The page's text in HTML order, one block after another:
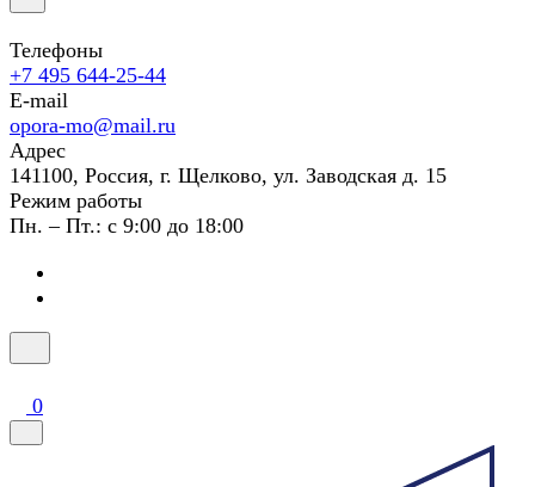
Телефоны
+7 495 644-25-44
E-mail
opora-mo@mail.ru
Адрес
141100, Россия, г. Щелково, ул. Заводская д. 15
Режим работы
Пн. – Пт.: с 9:00 до 18:00
0